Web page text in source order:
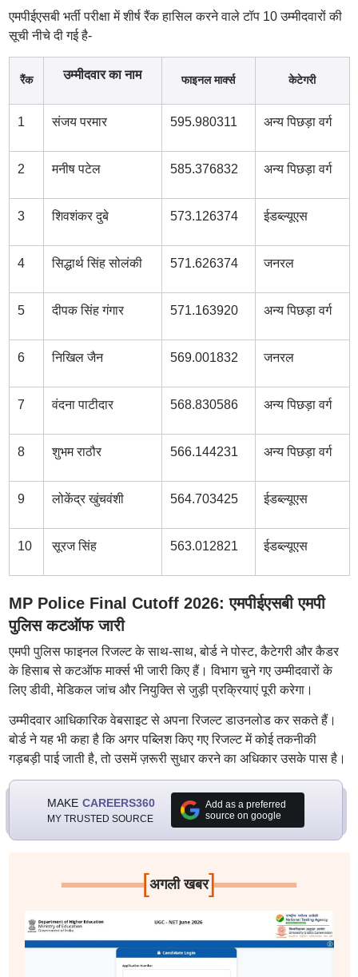
एमपीईएसबी भर्ती परीक्षा में शीर्ष रैंक हासिल करने वाले टॉप 10 उम्मीदवारों की
सूची नीचे दी गई है-
रैंक उम्मीदवार का नाम फाइनल मार्क्स केटेगरी
1 संजय परमार 595.980311 अन्य पिछड़ा वर्ग
2 मनीष पटेल 585.376832 अन्य पिछड़ा वर्ग
3 शिवशंकर दुबे 573.126374 ईडब्ल्यूएस
4 सिद्धार्थ सिंह सोलंकी 571.626374 जनरल
5 दीपक सिंह गंगार 571.163920 अन्य पिछड़ा वर्ग
6 निखिल जैन 569.001832 जनरल
7 वंदना पाटीदार 568.830586 अन्य पिछड़ा वर्ग
8 शुभम राठौर 566.144231 अन्य पिछड़ा वर्ग
9 लोकेंद्र खुंचवंशी 564.703425 ईडब्ल्यूएस
10 सूरज सिंह 563.012821 ईडब्ल्यूएस
MP Police Final Cutoff 2026: एमपीईएसबी एमपी
पुलिस कटऑफ जारी
एमपी पुलिस फाइनल रिजल्ट के साथ-साथ, बोर्ड ने पोस्ट, कैटेगरी और कैडर
के हिसाब से कटऑफ मार्क्स भी जारी किए हैं। विभाग चुने गए उम्मीदवारों के
लिए डीवी, मेडिकल जांच और नियुक्ति से जुड़ी प्रक्रियाएं पूरी करेगा।
उम्मीदवार आधिकारिक वेबसाइट से अपना रिजल्ट डाउनलोड कर सकते हैं।
बोर्ड ने यह भी कहा है कि अगर पब्लिश किए गए रिजल्ट में कोई तकनीकी
गड़बड़ी पाई जाती है, तो उसमें ज़रूरी सुधार करने का अधिकार उसके पास है।
MAKE CAREERS360
MY TRUSTED SOURCE
Add as a preferred
source on google
[अगली खबर]